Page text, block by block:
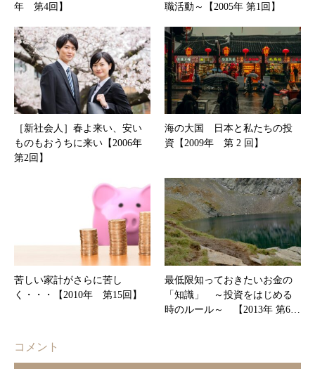
年 第4回】
職活動～【2005年 第1回】
［新社会人］春よ来い、安い
ものもおうちに来い【2006年
第2回】
海の大国 日本と私たちの投
資【2009年 第 2 回】
苦しい家計がさらに苦し
く・・・【2010年 第15回】
最低限知っておきたいお金の
「知識」 ～投資をはじめる
時のルール～ 【2013年 第6…
コメント